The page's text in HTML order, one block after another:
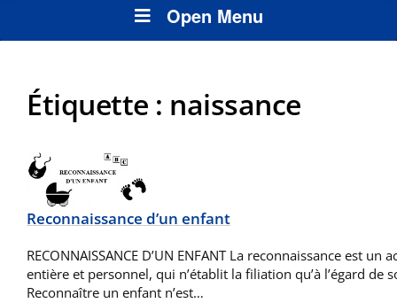
Open Menu
Étiquette : naissance
Reconnaissance d’un enfant
RECONNAISSANCE D’UN ENFANT La reconnaissance est un
entière et personnel, qui n’établit la filiation qu’à l’égard de
Reconnaître un enfant n’est…